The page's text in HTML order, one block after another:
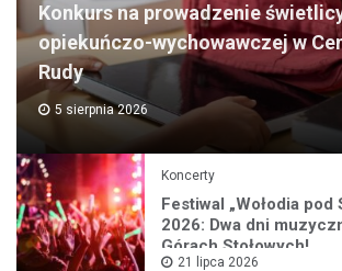
Konkurs na prowadzenie
opiekuńczo-wychowawczej w
Rudy
5 sierpnia 2026
Koncerty
Festiwal „Wołodia pod
2026: Dwa dni
Górach Stołowych!
21 lipca 2026